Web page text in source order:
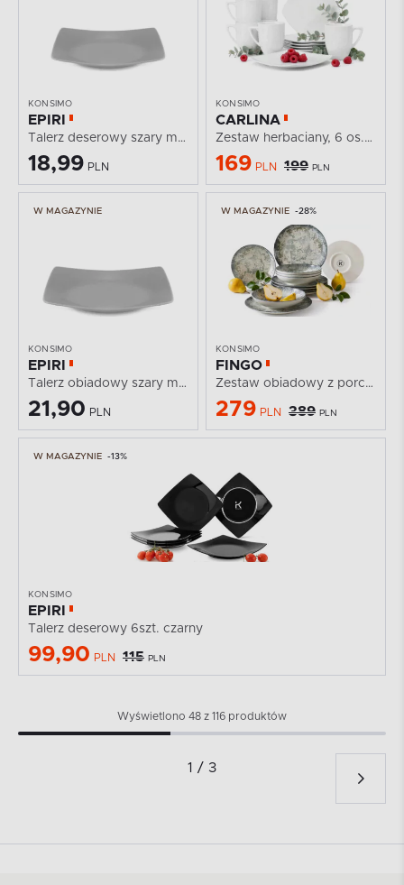
KONSIMO
EPIRI
Talerz deserowy szary matowy
18,99 PLN
KONSIMO
CARLINA
Zestaw herbaciany, 6 os. (12 el)
169 PLN 199 PLN
W MAGAZYNIE
KONSIMO
EPIRI
Talerz obiadowy szary matowy
21,90 PLN
W MAGAZYNIE -28%
KONSIMO
FINGO
Zestaw obiadowy z porcelany zieleń boho 6os. (12 el.)
279 PLN 389 PLN
W MAGAZYNIE -13%
KONSIMO
EPIRI
Talerz deserowy 6szt. czarny
99,90 PLN 115 PLN
Wyświetlono 48 z 116 produktów
1 / 3